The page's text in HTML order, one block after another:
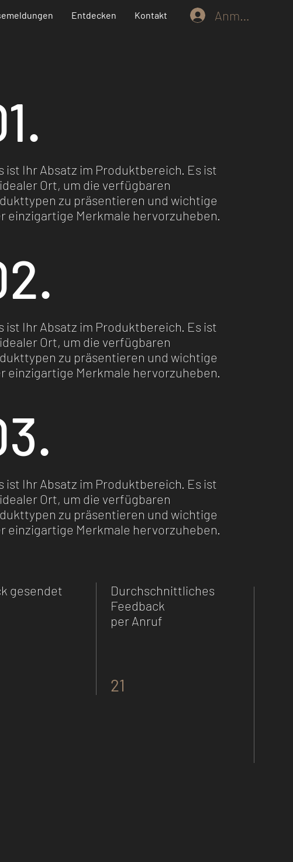
Entdecken Kontakt Anmelden
ist Ihr Absatz im Produktbereich. Es ist
Ort, um die verfügbaren
zu präsentieren und wichtige
einzigartige Merkmale hervorzuheben.
ist Ihr Absatz im Produktbereich. Es ist
Ort, um die verfügbaren
zu präsentieren und wichtige
einzigartige Merkmale hervorzuheben.
ist Ihr Absatz im Produktbereich. Es ist
Ort, um die verfügbaren
zu präsentieren und wichtige
einzigartige Merkmale hervorzuheben.
gesendet
Durchschnittliches
Feedback
per Anruf
21